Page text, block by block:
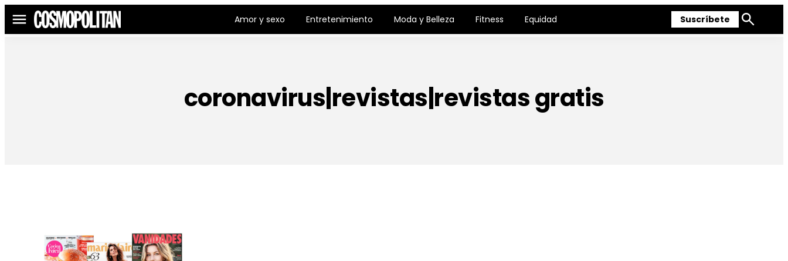
Menú Amor y sexo Entretenimiento Moda y Belleza Fitness Equidad Suscríbete
Mostrar
coronavirus|revistas|revistas gratis